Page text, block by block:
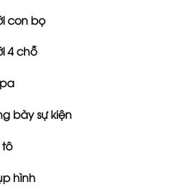
con bọ
4 chỗ
bày sự kiện
hình